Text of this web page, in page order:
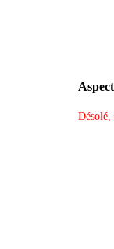
Désolé,